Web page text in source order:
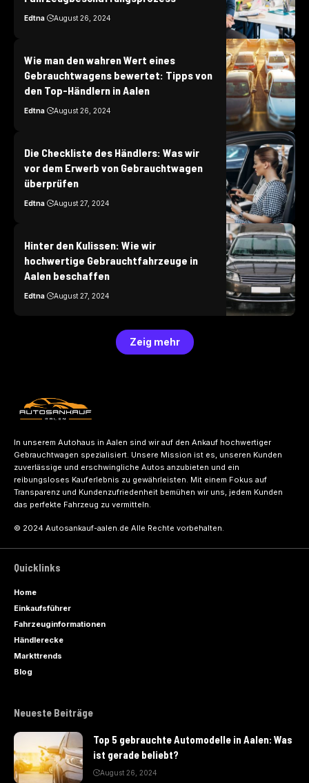
Edtna August 26, 2024
Wie man den wahren Wert eines
Gebrauchtwagens bewertet: Tipps von
den Top-Händlern in Aalen
Edtna August 26, 2024
Die Checkliste des Händlers: Was wir
vor dem Erwerb von Gebrauchtwagen
überprüfen
Edtna August 27, 2024
Hinter den Kulissen: Wie wir
hochwertige Gebrauchtfahrzeuge in
Aalen beschaffen
Edtna August 27, 2024
Zeig mehr
In unserem Autohaus in Aalen sind wir auf den Ankauf hochwertiger
Gebrauchtwagen spezialisiert. Unsere Mission ist es, unseren Kunden
zuverlässige und erschwingliche Autos anzubieten und ein
reibungsloses Kauferlebnis zu gewährleisten. Mit einem Fokus auf
Transparenz und Kundenzufriedenheit bemühen wir uns, jedem Kunden
das perfekte Fahrzeug zu vermitteln.
© 2024 Autosankauf-aalen.de Alle Rechte vorbehalten.
Quicklinks
Home
Einkaufsführer
Fahrzeuginformationen
Händlerecke
Markttrends
Blog
Neueste Beiträge
Top 5 gebrauchte Automodelle in Aalen: Was
ist gerade beliebt?
August 26, 2024